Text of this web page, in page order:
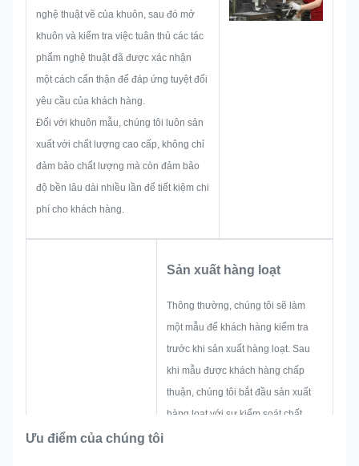
sự cố, chẳng hạn như giới hạn
Do đó, nhóm của chúng tôi có đủ
nghệ thuật vẽ của khuôn, sau đó mở
khuôn và kiểm tra việc tuân thủ các tác
phẩm nghệ thuật đã được xác nhận
một cách cẩn thận để đáp ứng tuyệt đối
yêu cầu của khách hàng.
Đối với khuôn mẫu, chúng tôi luôn sản
xuất với chất lượng cao cấp, không chỉ
đảm bảo chất lượng mà còn đảm bảo
độ bền lâu dài nhiều lần để tiết kiệm chi
phí cho khách hàng.
Sản xuất hàng loạt
Thông thường, chúng tôi sẽ làm
một mẫu để khách hàng kiểm tra
trước khi sản xuất hàng loạt. Sau
khi mẫu được khách hàng chấp
thuận, chúng tôi bắt đầu sản xuất
hàng loạt với sự kiểm soát chất
Ưu điểm của chúng tôi